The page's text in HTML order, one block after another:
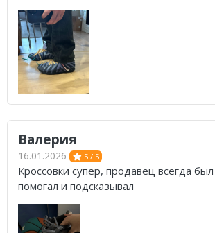
Валерия
16.01.2026 5 / 5
Кроссовки супер, продавец всегда
помогал и подсказывал